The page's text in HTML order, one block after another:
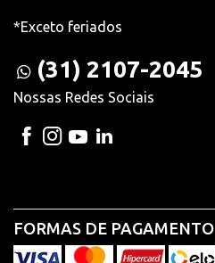
*Exceto feriados
(31) 2107-2045
Nossas Redes Sociais
FORMAS DE PAGAMENTO